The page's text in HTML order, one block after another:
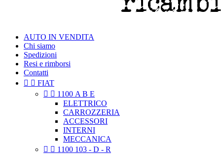
AUTO IN VENDITA
Chi siamo
Spedizioni
Resi e rimborsi
Contatti
  FIAT
  1100 A B E
ELETTRICO
CARROZZERIA
ACCESSORI
INTERNI
MECCANICA
  1100 103 - D - R